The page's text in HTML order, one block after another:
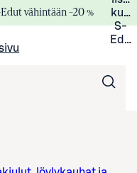
vähintään –20 %
S-